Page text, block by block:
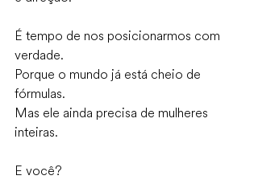
É tempo de nos posicionarmos com
verdade.
Porque o mundo já está cheio de
fórmulas.
Mas ele ainda precisa de mulheres
inteiras.
E você?